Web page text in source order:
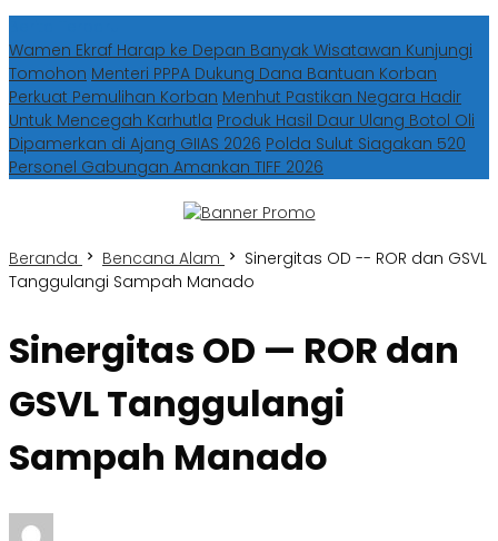
Wamen Ekraf Harap ke Depan Banyak Wisatawan Kunjungi
Tomohon Menteri PPPA Dukung Dana Bantuan Korban
Perkuat Pemulihan Korban Menhut Pastikan Negara Hadir
Untuk Mencegah Karhutla Produk Hasil Daur Ulang Botol Oli
Dipamerkan di Ajang GIIAS 2026 Polda Sulut Siagakan 520
Personel Gabungan Amankan TIFF 2026
Beranda Bencana Alam
Sinergitas OD -- ROR dan GSVL
Tanggulangi Sampah Manado
Sinergitas OD — ROR dan
GSVL Tanggulangi
Sampah Manado